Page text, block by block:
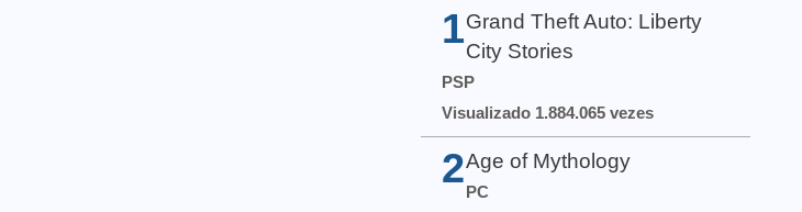
1 Grand Theft Auto: Liberty
City Stories
PSP
Visualizado 1.884.065 vezes
2Age of Mythology
PC